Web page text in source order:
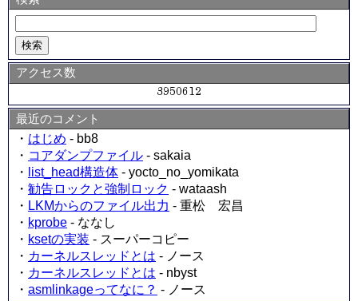
アクセス数
最近のコメント
・ はじめ - bb8
・ コアダンプファイル - sakaia
・
list_head構造体 - yocto_no_yomikata
・ 勧告ロックと強制ロック - wataash
・ LKMからのファイル出力 - 重松 宏昌
・ kprobe - ななし
・ ksetの実装 - スーパーコピー
・ カーネルスレッドとは - ノース
・ カーネルスレッドとは - nbyst
・ asmlinkageってなに？ - ノース